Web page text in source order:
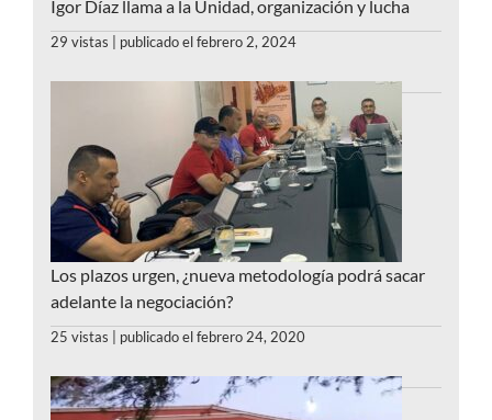
Igor Díaz llama a la Unidad, organización y lucha
29 vistas | publicado el febrero 2, 2024
Los plazos urgen, ¿nueva metodología podrá sacar
adelante la negociación?
25 vistas | publicado el febrero 24, 2020